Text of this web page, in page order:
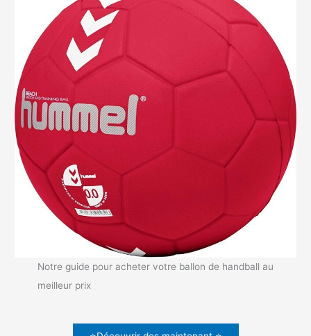
Notre guide pour acheter votre ballon de handball au
meilleur prix